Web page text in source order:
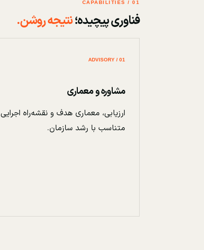
01 / CAPABILITIES
فناوری پیچیده؛نتیجه روشن.
01 / ADVISORY
مشاوره و معماری
ارزیابی، معماری هدف و نقشه‌راه اجرایی
متناسب با رشد سازمان.